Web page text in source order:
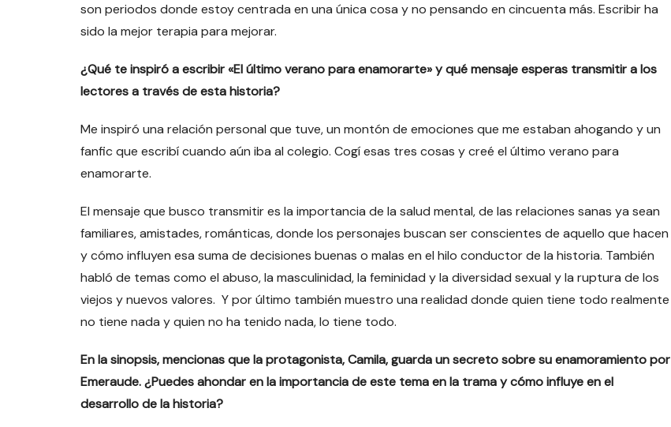
son periodos donde estoy centrada en una única cosa y no pensando en cincuenta más. Escribir ha
sido la mejor terapia para mejorar.
¿Qué te inspiró a escribir «El último verano para enamorarte» y qué mensaje esperas transmitir a los
lectores a través de esta historia?
Me inspiró una relación personal que tuve, un montón de emociones que me estaban ahogando y un
fanfic que escribí cuando aún iba al colegio. Cogí esas tres cosas y creé el último verano para
enamorarte.
El mensaje que busco transmitir es la importancia de la salud mental, de las relaciones sanas ya sean
familiares, amistades, románticas, donde los personajes buscan ser conscientes de aquello que hacen
y cómo influyen esa suma de decisiones buenas o malas en el hilo conductor de la historia. También
habló de temas como el abuso, la masculinidad, la feminidad y la diversidad sexual y la ruptura de los
viejos y nuevos valores. Y por último también muestro una realidad donde quien tiene todo realmente
no tiene nada y quien no ha tenido nada, lo tiene todo.
En la sinopsis, mencionas que la protagonista, Camila, guarda un secreto sobre su enamoramiento por
Emeraude. ¿Puedes ahondar en la importancia de este tema en la trama y cómo influye en el
desarrollo de la historia?